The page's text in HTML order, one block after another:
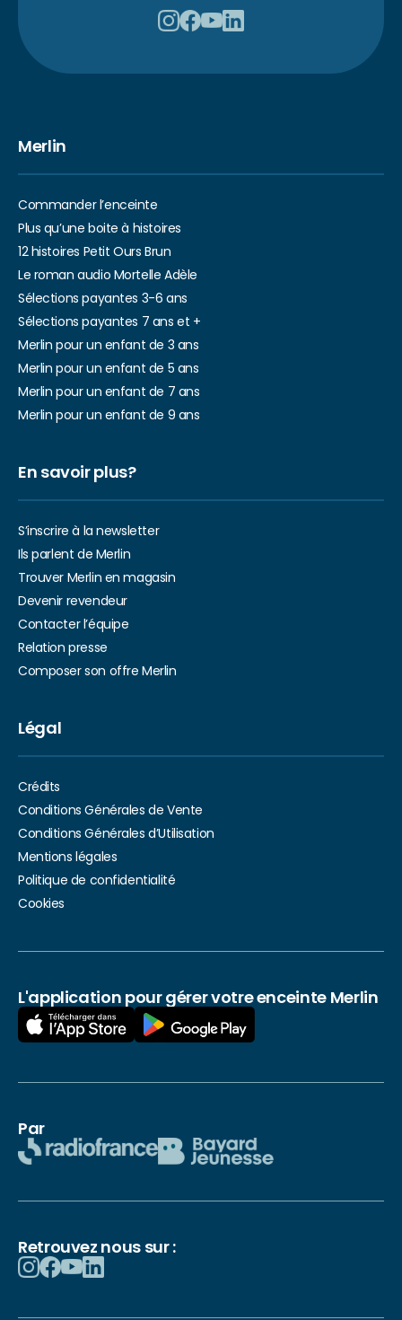
Merlin
Commander l’enceinte
Plus qu’une boite à histoires
12 histoires Petit Ours Brun
Le roman audio Mortelle Adèle
Sélections payantes 3-6 ans
Sélections payantes 7 ans et +
Merlin pour un enfant de 3 ans
Merlin pour un enfant de 5 ans
Merlin pour un enfant de 7 ans
Merlin pour un enfant de 9 ans
En savoir plus?
S’inscrire à la newsletter
Ils parlent de Merlin
Trouver Merlin en magasin
Devenir revendeur
Contacter l’équipe
Relation presse
Composer son offre Merlin
Légal
Crédits
Conditions Générales de Vente
Conditions Générales d’Utilisation
Mentions légales
Politique de confidentialité
Cookies
L'application pour gérer votre enceinte Merlin
Par
Retrouvez nous sur :